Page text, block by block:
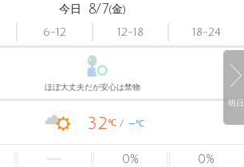
明日
今日 8/7(金)
6-12 12-18 18-24
ほぼ大丈夫だが安心は禁物
32℃ -℃
0% 0%